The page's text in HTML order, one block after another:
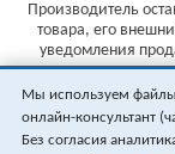
Производитель
товара, его
уведомления
Указанные цены
Стоимость
Мы используем файлы
онлайн-консультант
Без согласия